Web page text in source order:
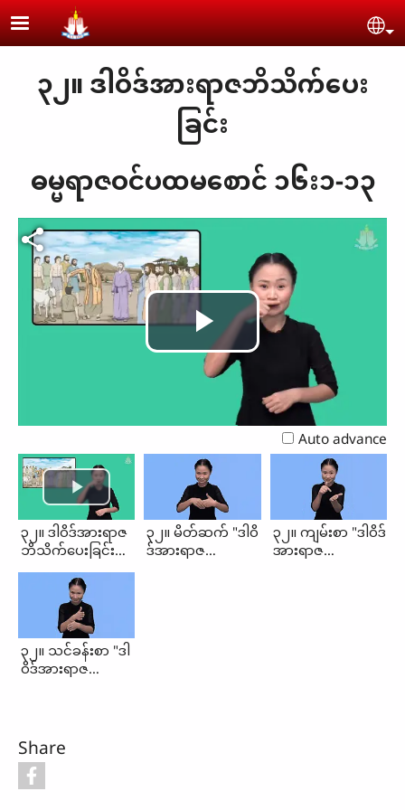
Skip to main content
၃၂။ ဒါဝိဒ်အားရာဇဘိသိက်ပေး
ခြင်း
ဓမ္မရာဇဝင်ပထမစောင် ၁၆း၁-၁၃
Play
Video
Auto advance
၃၂။ ဒါဝိဒ်အားရာဇ
ဘိသိက်ပေးခြင်း
ကျမ်းစာ၊
သင်ခန်းစာ)
၃၂။ မိတ်ဆက် "ဒါဝိ
ဒ်အားရာဇ
၃၂။ ကျမ်းစာ "ဒါဝိဒ်
အားရာဇ
၃၂။ သင်ခန်းစာ "ဒါ
ဝိဒ်အားရာဇ
Share